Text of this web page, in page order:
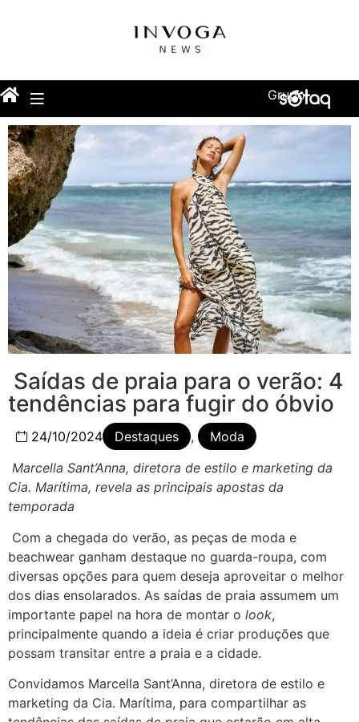
Grupo
Saídas de praia para o verão: 4
tendências para fugir do óbvio
24/10/2024 Destaques ,
Moda
Marcella Sant’Anna, diretora de estilo e marketing da
Cia. Marítima, revela as principais apostas da
temporada
Com a chegada do verão, as peças de moda e
beachwear ganham destaque no guarda-roupa, com
diversas opções para quem deseja aproveitar o melhor
dos dias ensolarados. As saídas de praia assumem um
importante papel na hora de montar o look,
principalmente quando a ideia é criar produções que
possam transitar entre a praia e a cidade.
Convidamos Marcella Sant’Anna, diretora de estilo e
marketing da Cia. Marítima, para compartilhar as